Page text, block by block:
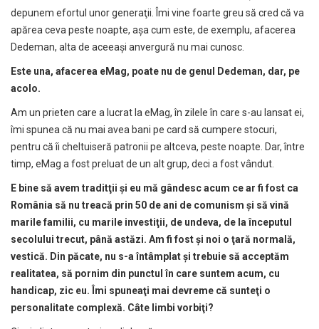
depunem efortul unor generaţii. Îmi vine foarte greu să cred că va
apărea ceva peste noapte, aşa cum este, de exemplu, afacerea
Dedeman, alta de aceeaşi anvergură nu mai cunosc.
Este una, afacerea eMag, poate nu de genul Dedeman, dar, pe
acolo.
Am un prieten care a lucrat la eMag, în zilele în care s-au lansat ei,
îmi spunea că nu mai avea bani pe card să cumpere stocuri,
pentru că îi cheltuiseră patronii pe altceva, peste noapte. Dar, între
timp, eMag a fost preluat de un alt grup, deci a fost vândut.
E bine să avem traditţii şi eu mă gândesc acum ce ar fi fost ca
România să nu treacă prin 50 de ani de comunism şi să vină
marile familii, cu marile investiţii, de undeva, de la începutul
secolului trecut, până astăzi. Am fi fostşi noi o ţară normal ă,
vestică. Din păcate, nu s-a întâmplatşi trebuie să acceptăm
realitatea, să pornim din punctul în care suntem acum, cu
handicap, zic eu. Îmi spuneaţi mai devreme că sunteţi o
personalitate complexă. Câte limbi vorbiţi?